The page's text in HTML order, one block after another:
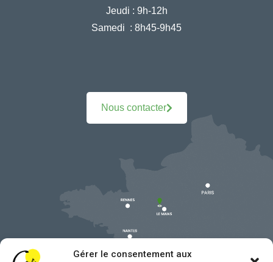
Gérer le consentement aux
Jeudi : 9h-12h
Samedi : 8h45-9h45
Nous contacter